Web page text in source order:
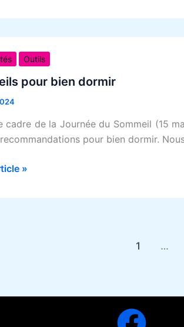
Outils
pour bien dormir
cadre de la Journée du Sommeil (15
pour bien dormir.
»
1 …